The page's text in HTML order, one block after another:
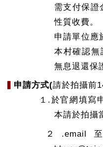
需支付保證
性質收費。
申請單位應
本村確認無
無息退還保
申請方式(請於拍攝前
１.於官網填寫
本請於拍攝
２.email